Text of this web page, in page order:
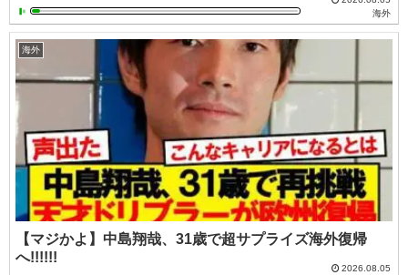
海外
海外
【マジかよ】中島翔哉、31歳で超サプライズ海外復帰
へ!!!!!!
2026.08.05